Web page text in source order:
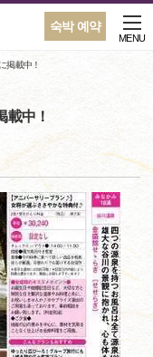
숙박 예약
MENU
掲載中！
載中！